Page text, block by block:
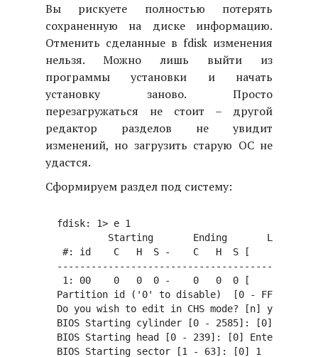
Вы рискуете полностью потерять
сохраненную на диске информацию.
Отменить сделанные в fdisk изменения
нельзя. Можно лишь выйти из
программы установки и начать
установку заново. Просто
перезагружаться не стоит – другой
редактор разделов не увидит
изменений, но загрузить старую ОС не
удастся.
Сформируем раздел под систему:
  fdisk: 1> e 1
           Starting       Ending       LBA Info:
#: id    C   H  S -    C   H  S [
1: 00    0   0  0 -    0   0  0 [
Partition id ('0' to disable)  [0 - FF]: [0]
  Do you wish to edit in CHS mode? [n] y
  BIOS Starting cylinder [0 - 2585]: [0] 203
  BIOS Starting head [0 - 239]: [0] Enter
  BIOS Starting sector [1 - 63]: [0] 1